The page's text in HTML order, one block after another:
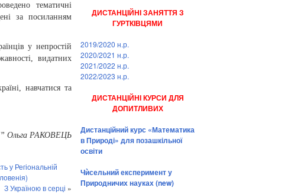
тематичні
за посиланням
у непростій
видатних
навчатися та
Ольга РАКОВЕЦЬ
у Регіональній
З Україною в серці »
ДИСТАНЦІЙНІ ЗАНЯТТЯ З
ГУРТКІВЦЯМИ
2019/2020 н.р.
2020/2021 н.р.
2021/2022 н.р.
2022/2023 н.р.
ДИСТАНЦІЙНІ КУРСИ ДЛЯ
ДОПИТЛИВИХ
Дистанційний курс «Математика
в Природі» для позашкільної
освіти
Чѝсельний експеримент у
Природничих науках (new)